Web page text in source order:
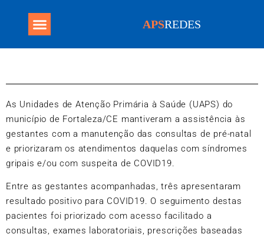
APSREDES
As Unidades de Atenção Primária à Saúde (UAPS) do
município de Fortaleza/CE mantiveram a assistência às
gestantes com a manutenção das consultas de pré-natal
e priorizaram os atendimentos daquelas com síndromes
gripais e/ou com suspeita de COVID19.
Entre as gestantes acompanhadas, três apresentaram
resultado positivo para COVID19. O seguimento destas
pacientes foi priorizado com acesso facilitado a
consultas, exames laboratoriais, prescrições baseadas